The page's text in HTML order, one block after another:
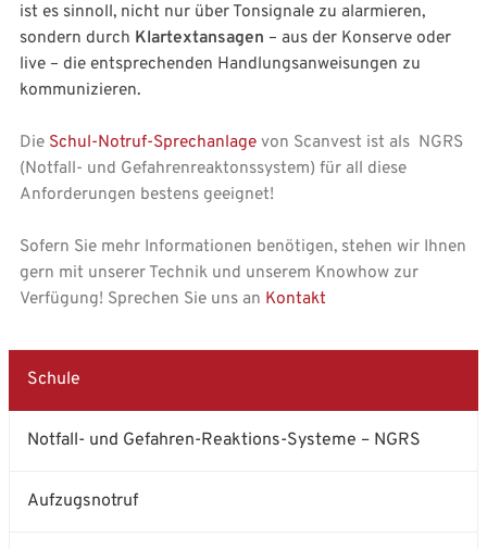
Schule
Notfall- und Gefahren-Reaktions-Systeme – NGRS
Aufzugsnotruf
ist es sinnoll, nicht nur über Tonsignale zu alarmieren,
sondern durch Klartextansagen – aus der Konserve oder
live – die entsprechenden Handlungsanweisungen zu
kommunizieren.
Die Schul-Notruf-Sprechanlage von Scanvest ist als NGRS
(Notfall- und Gefahrenreaktonssystem) für all diese
Anforderungen bestens geeignet!
Sofern Sie mehr Informationen benötigen, stehen wir Ihnen
gern mit unserer Technik und unserem Knowhow zur
Verfügung! Sprechen Sie uns an Kontakt